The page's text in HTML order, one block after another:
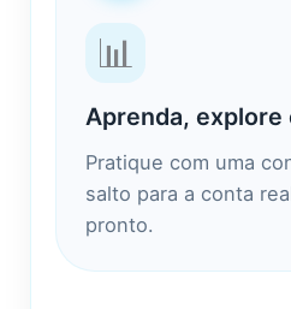
📊
Aprenda, explore
Pratique com uma
salto para a conta
pronto.